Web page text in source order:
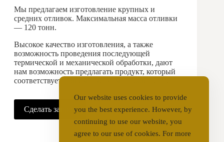
Мы предлагаем изготовление крупных и
средних отливок. Максимальная масса отливки
— 120 тонн.
Высокое качество изготовления, а также
возможность проведения последующей
термической и механической обработки, дают
нам возможность предлагать продукт, который
соответствует Вашим высоким требованиям.
Сделать запрос
Our website uses cookies to provide
you the best experience. However, by
continuing to use our website, you
agree to our use of cookies. For more